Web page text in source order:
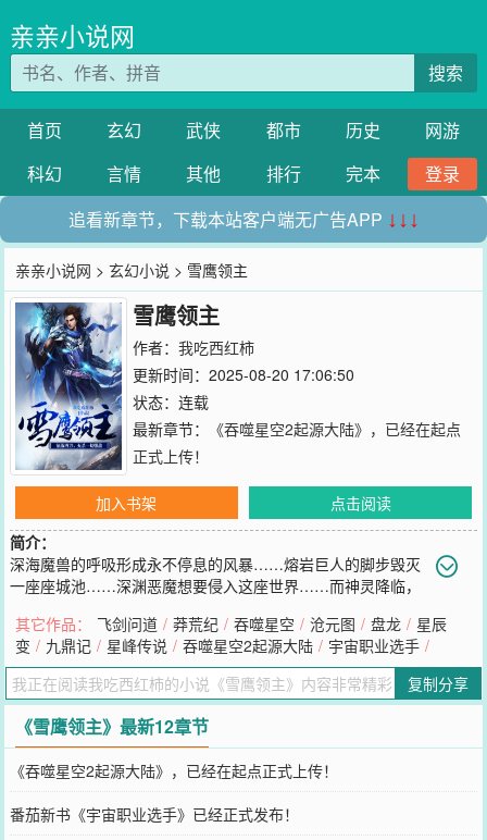
亲亲小说网
搜索
首页 玄幻 武侠 都市 历史
网游
科幻
言情 其他 排行 完本
登录
追看新章节，下载本站客户端无广告APP ↓↓↓
亲亲小说网 >玄幻小说 > 雪鹰领主
雪鹰领主
作者： 我吃西红柿
更新时间：2025-08-20 17:06:50
状态：连载
最新章节：
《吞噬星空2起源大陆》，已经在起点
正式上传！
加入书架
点击阅读
简介：
深海魔兽的呼吸形成永不停息的风暴……熔岩巨人的脚步毁灭
一座座城池……深渊恶魔想要侵入这座世界……而神灵降临，
这是人类的帝国，知识渊博的法师们埋首于法师塔中百年千年，骑士
们巡守天空大地海洋……在帝国的安阳行省，有一个很小很不起眼的
贵族领地，叫——雪鹰领！故事，就从这里开始！******继《莽荒纪》
《吞噬星空》《九鼎记》《盘龙》《星辰变》《寸芒》《星峰传说》
后，番茄的第八本小说！
您要是觉得《雪鹰领主》还不错的话请不要忘记向您QQ群和微博微信
里的朋友推荐哦！
其它作品： 飞剑问道 / 莽荒纪 / 吞噬星空 / 沧元图 / 盘龙 / 星辰
变 / 九鼎记 / 星峰传说 / 吞噬星空2起源大陆 / 宇宙职业选手 /
复制分享
《雪鹰领主》最新12章节
《吞噬星空2起源大陆》，已经在起点正式上传！
番茄新书《宇宙职业选手》已经正式发布！